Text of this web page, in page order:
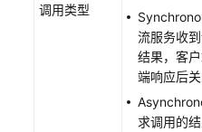
调用类型
流服务收
结果，客
端响应后关
求调用的